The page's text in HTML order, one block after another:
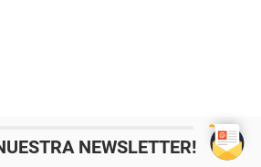
NEWSLETTER!